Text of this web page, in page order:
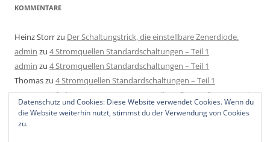
KOMMENTARE
Heinz Storrzu Der Schaltungstrick, die einstellbare Zenerdiode.
admin zu 4 Stromquellen Standardschaltungen – Teil 1
admin zu 4 Stromquellen Standardschaltungen – Teil 1
Thomaszu 4 Stromquellen Standardschaltungen – Teil 1
MatszuEinfache LED Konstantstromquelle aufbauen für 4-40V mit
2 Bauteilen, 1 Regler und 1 Widerstand.
Datenschutz und Cookies: Diese Website verwendet Cookies. Wenn du
die Website weiterhin nutzt, stimmst du der Verwendung von Cookies
zu.